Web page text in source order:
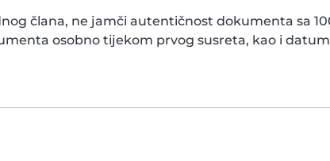
člana, ne jamči autentičnost dokumenta sa
osobno tijekom prvog susreta, kao i